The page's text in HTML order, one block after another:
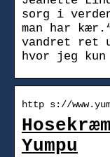
sorg i
man har
vandret ret
hvor jeg
http s://
Yumpu